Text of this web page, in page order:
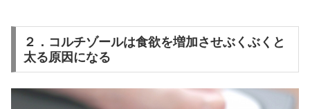
２．コルチゾールは食欲を増加させぶくぶくと
太る原因になる